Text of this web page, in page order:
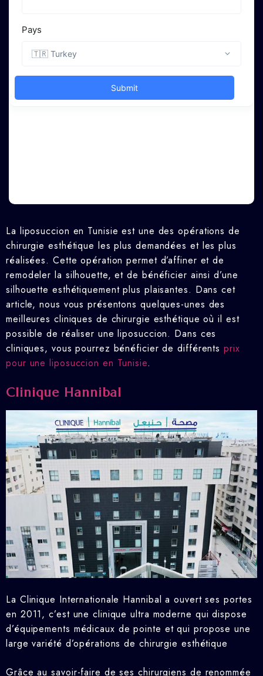
La liposuccion en Tunisie est une des opérations de
chirurgie esthétique les plus demandées et les plus
réalisées. Cette opération permet d’affiner et de
remodeler la silhouette, et de bénéficier ainsi d’une
silhouette esthétiquement plus plaisantes. Dans cet
article, nous vous présentons quelques-unes des
meilleures cliniques de chirurgie esthétique où il est
possible de réaliser une liposuccion. Dans ces
cliniques, vous pourrez bénéficier de différentsprix
pour une liposuccion en Tunisie.
Clinique Hannibal
La Clinique Internationale Hannibal a ouvert ses portes
en 2011, c’est une clinique ultra moderne qui dispose
d’équipements médicaux de pointe et qui propose une
large variété d’opérations de chirurgie esthétique
Grâce au savoir-faire de ses chirurgiens de renommée